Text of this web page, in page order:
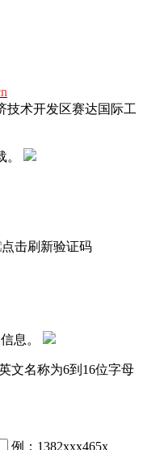
技术开发区赛达国际工
。
息。
文名称为6到16位字母
例：1382xxx465x